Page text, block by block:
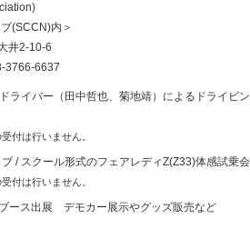
(SCCN)内＞
井2-10-6
3766-6637
ライバー（田中哲也、菊地靖）によるドライビ
付は行いません。
/ スクール形式のフェアレディZ(Z33)体感試乗会
付は行いません。
ース出展 デモカー展示やグッズ販売など